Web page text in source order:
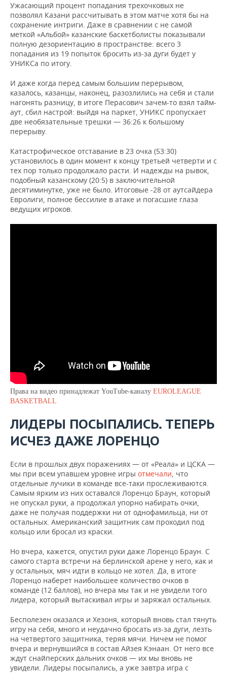
Ужасающий процент попадания трехочковых не
позволял Казани рассчитывать в этом матче хотя бы на
сохранение интриги. Даже в сравнении с не самой
меткой «Альбой» казанские баскетболисты показывали
полную дезориентацию в пространстве: всего 3
попадания из 19 попыток бросить из-за дуги будет у
УНИКСа по итогу.
И даже когда перед самым большим перерывом,
казалось, казанцы, наконец, разозлились на себя и стали
нагонять разницу, в итоге Перасович зачем-то взял тайм-
аут, сбил настрой: выйдя на паркет, УНИКС пропускает
две необязательные трешки — 36:26 к большому
перерыву.
Катастрофическое отставание в 23 очка (53:30)
установилось в один момент к концу третьей четверти и с
тех пор только продолжало расти. И надежды на рывок,
подобный казанскому (20:5) в заключительной
десятиминутке, уже не было. Итоговые -28 от аутсайдера
Евролиги, полное бессилие в атаке и погасшие глаза
ведущих игроков.
Права на видео принадлежат YouTube-каналу EUROLEAGUE
BASKETBALL
ЛИДЕРЫ ПОСЫПАЛИСЬ. ТЕПЕРЬ
ИСЧЕЗ ДАЖЕ ЛОРЕНЦО
Если в прошлых двух поражениях — от «Реала» и ЦСКА —
мы при всем упавшем уровне игры отмечали, что
отдельные лучики в команде все-таки прослеживаются.
Самым ярким из них оставался Лоренцо Браун, который
не опускал руки, а продолжал упорно набирать очки,
даже не получая поддержки ни от однофамильца, ни от
остальных. Американский защитник сам проходил под
кольцо или бросал из краски.
Но вчера, кажется, опустил руки даже Лоренцо Браун. С
самого старта встречи на берлинской арене у него, как и
у остальных, мяч идти в кольцо не хотел. Да, в итоге
Лоренцо наберет наибольшее количество очков в
команде (12 баллов), но вчера мы так и не увидели того
лидера, который вытаскивал игры и заряжал остальных.
Бесполезен оказался и Хезоня, который вновь стал тянуть
игру на себя, много и неудачно бросать из-за дуги, лезть
на четвертого защитника, теряя мячи. Ничем не помог
вчера и вернувшийся в состав Айзея Кэнаан. От него все
ждут снайперских дальних очков — их мы вновь не
увидели. Лидеры посыпались, а уже завтра игра с